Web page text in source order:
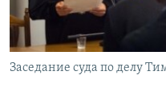
Հայերեն
English
Заседание суда по делу